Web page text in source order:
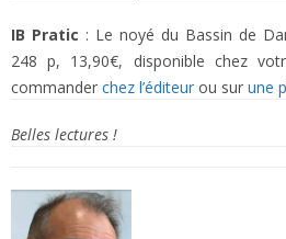
IB Pratic : Le noyé du Bassin de
248 p, 13,90€, disponible chez
commander chez l’éditeur ou sur une
Belles lectures !